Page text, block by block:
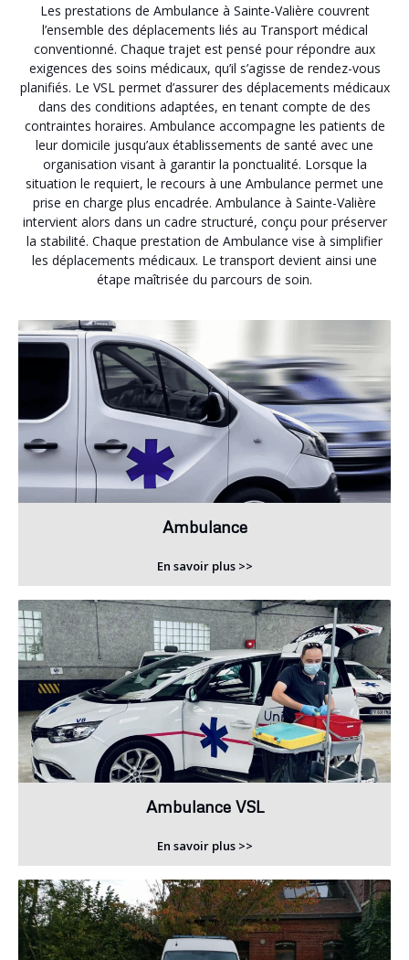
Les prestations de Ambulance à Sainte-Valière couvrent
l’ensemble des déplacements liés au Transport médical
conventionné. Chaque trajet est pensé pour répondre aux
exigences des soins médicaux, qu’il s’agisse de rendez-vous
planifiés. Le VSL permet d’assurer des déplacements médicaux
dans des conditions adaptées, en tenant compte de des
contraintes horaires. Ambulance accompagne les patients de
leur domicile jusqu’aux établissements de santé avec une
organisation visant à garantir la ponctualité. Lorsque la
situation le requiert, le recours à une Ambulance permet une
prise en charge plus encadrée. Ambulance à Sainte-Valière
intervient alors dans un cadre structuré, conçu pour préserver
la stabilité. Chaque prestation de Ambulance vise à simplifier
les déplacements médicaux. Le transport devient ainsi une
étape maîtrisée du parcours de soin.
Ambulance
En savoir plus >>
Ambulance VSL
En savoir plus >>